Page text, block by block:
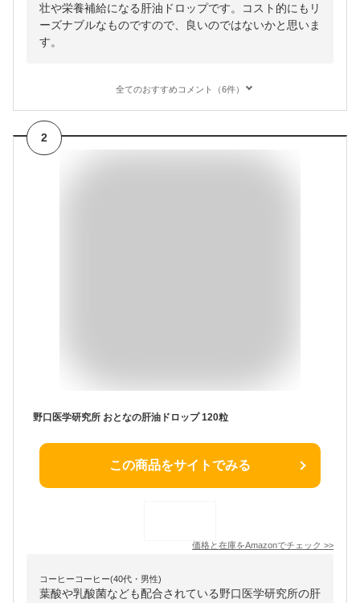
壮や栄養補給になる肝油ドロップです。コスト的にもリ
ーズナブルなものですので、良いのではないかと思いま
す。
全てのおすすめコメント（6件）
2
野口医学研究所 おとなの肝油ドロップ 120粒
この商品をサイトでみる
価格と在庫をAmazonでチェック >>
コーヒーコーヒー(40代・男性)
葉酸や乳酸菌なども配合されている野口医学研究所の肝